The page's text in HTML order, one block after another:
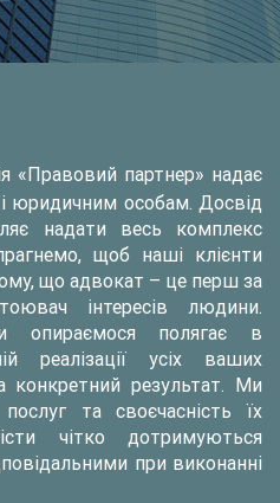
«Правовий партнер» надає
юридичним особам. Досвід
надати весь комплекс
щоб наші клієнти
що адвокат – це перш за
інтересів людини.
полягає в
реалізації усіх ваших
конкретний результат. Ми
та своєчасність їх
чітко дотримуються
при виконанні